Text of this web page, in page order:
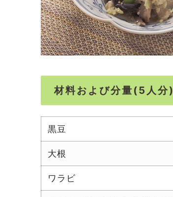
材料および分量(5人分)
黒豆
大根
ワラビ